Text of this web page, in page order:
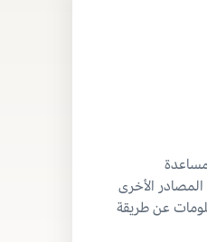
المصادر الأخرى
عن طريقة